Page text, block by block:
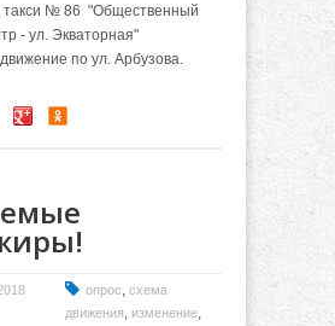
такси № 86 "Общественный
- ул. Экваторная"
по ул. Арбузова.
опрос, схема
движения, изменение,